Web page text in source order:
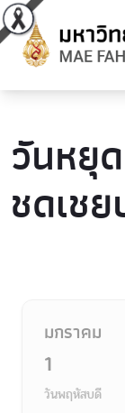
วันหยุ
ชดเช
มกราคม
1
วันพฤหัสบดี